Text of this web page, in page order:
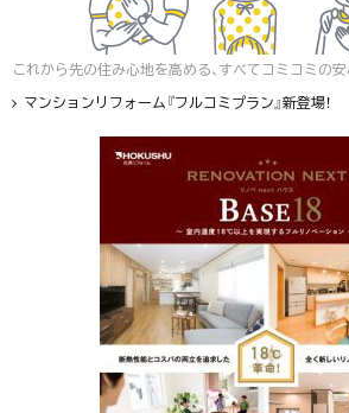
これから先の住み心地を高める、すべてコミコミの安
マンションリフォーム『フルコミプラン』新登場！